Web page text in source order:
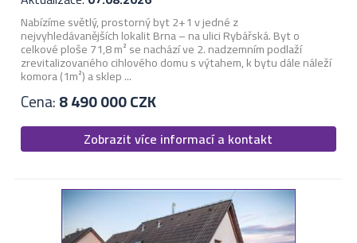
Nabízíme světlý, prostorný byt 2+1 v jedné z
nejvyhledávanějších lokalit Brna – na ulici Rybářská. Byt o
celkové ploše 71,8 m² se nachází ve 2. nadzemním podlaží
zrevitalizovaného cihlového domu s výtahem, k bytu dále náleží
komora (1m²) a sklep ...
Cena:8 490 000 CZK
Zobrazit více informací a kontakt